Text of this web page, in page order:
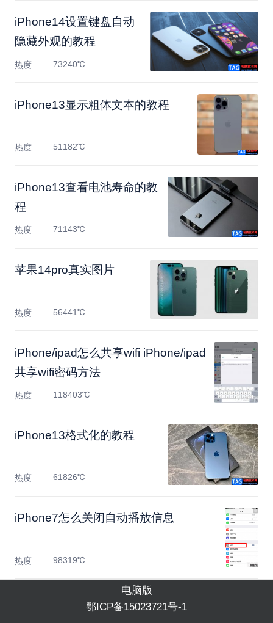
​iPhone14设置键盘自动
隐藏外观的教程
热度 73240℃
​iPhone13显示粗体文本的教程
热度 51182℃
​iPhone13查看电池寿命的教
程
热度 71143℃
苹果14pro真实图片
热度 56441℃
iPhone/ipad怎么共享wifi iPhone/ipad
共享wifi密码方法
热度 118403℃
​iPhone13格式化的教程
热度 61826℃
iPhone7怎么关闭自动播放信息
热度 98319℃
电脑版
鄂ICP备15023721号-1